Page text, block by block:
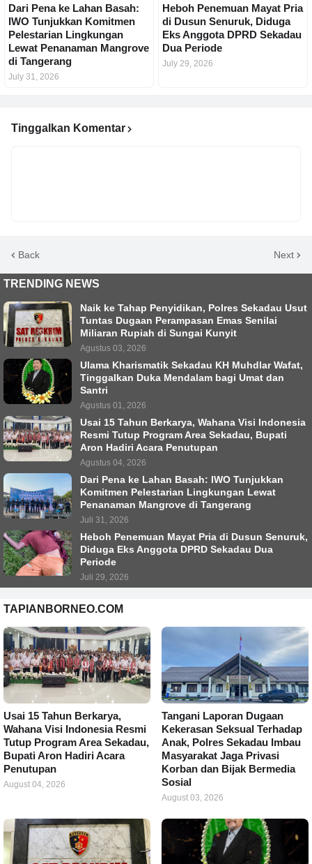
Dari Pena ke Lahan Basah:
IWO Tunjukkan Komitmen
Pelestarian Lingkungan
Lewat Penanaman Mangrove
di Tangerang
July 31, 2026
Heboh Penemuan Mayat Pria
di Dusun Senuruk, Diduga
Eks Anggota DPRD Sekadau
Dua Periode
July 29, 2026
Tinggalkan Komentar
Back Next
TRENDING NEWS
Naik ke Tahap Penyidikan, Polres Sekadau Usut
Tuntas Dugaan Perampasan Emas Senilai
Miliaran Rupiah di Sungai Kunyit
Agustus 03, 2026
Ulama Kharismatik Sekadau KH Muhdlar Wafat,
Tinggalkan Duka Mendalam bagi Umat dan
Santri
Agustus 01, 2026
Usai 15 Tahun Berkarya, Wahana Visi Indonesia
Resmi Tutup Program Area Sekadau, Bupati
Aron Hadiri Acara Penutupan
Agustus 04, 2026
Dari Pena ke Lahan Basah: IWO Tunjukkan
Komitmen Pelestarian Lingkungan Lewat
Penanaman Mangrove di Tangerang
Juli 31, 2026
Heboh Penemuan Mayat Pria di Dusun Senuruk,
Diduga Eks Anggota DPRD Sekadau Dua
Periode
Juli 29, 2026
TAPIANBORNEO.COM
Usai 15 Tahun Berkarya,
Wahana Visi Indonesia Resmi
Tutup Program Area Sekadau,
Bupati Aron Hadiri Acara
Penutupan
August 04, 2026
Tangani Laporan Dugaan
Kekerasan Seksual Terhadap
Anak, Polres Sekadau Imbau
Masyarakat Jaga Privasi
Korban dan Bijak Bermedia
Sosial
August 03, 2026